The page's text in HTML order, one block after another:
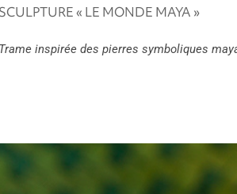
SCULPTURE « LE MONDE MAYA »
Trame inspirée des pierres symboliques